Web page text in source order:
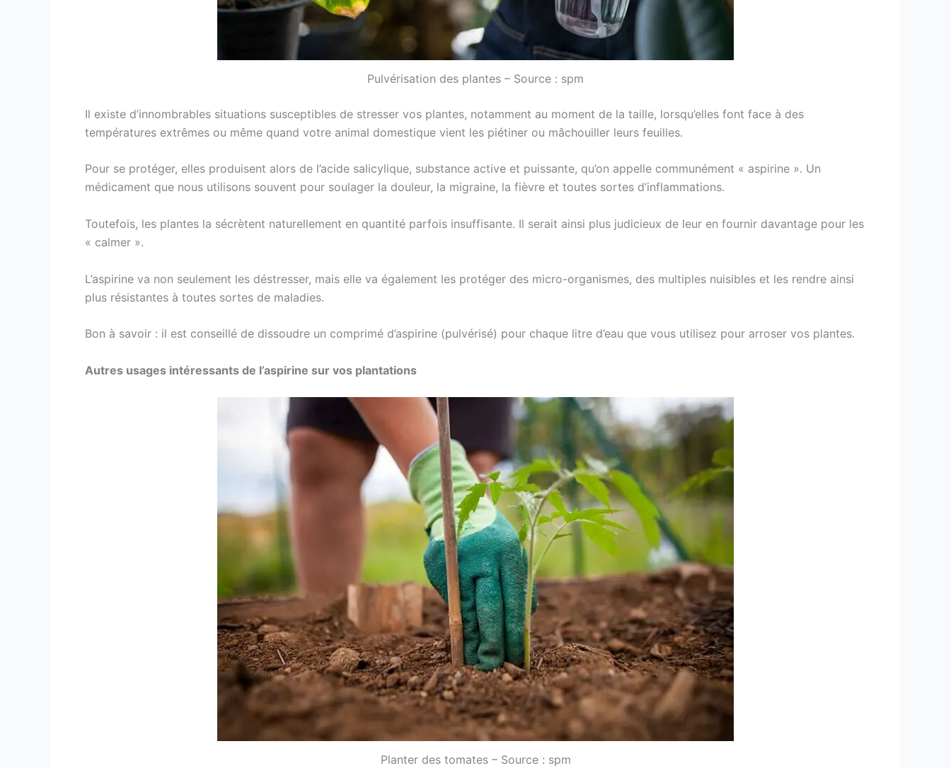
Pulvérisation des plantes – Source : spm
Il existe d’innombrables situations susceptibles de stresser vos plantes, notamment au moment de la taille, lorsqu’elles font face à des
températures extrêmes ou même quand votre animal domestique vient les piétiner ou mâchouiller leurs feuilles.
Pour se protéger, elles produisent alors de l’acide salicylique, substance active et puissante, qu’on appelle communément « aspirine ». Un
médicament que nous utilisons souvent pour soulager la douleur, la migraine, la fièvre et toutes sortes d’inflammations.
Toutefois, les plantes la sécrètent naturellement en quantité parfois insuffisante. Il serait ainsi plus judicieux de leur en fournir davantage pour les
« calmer ».
L’aspirine va non seulement les déstresser, mais elle va également les protéger des micro-organismes, des multiples nuisibles et les rendre ainsi
plus résistantes à toutes sortes de maladies.
Bon à savoir : il est conseillé de dissoudre un comprimé d’aspirine (pulvérisé) pour chaque litre d’eau que vous utilisez pour arroser vos plantes.
Autres usages intéressants de l’aspirine sur vos plantations
Planter des tomates – Source : spm